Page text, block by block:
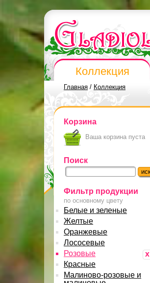
Коллекция
Главная / Коллекция
Корзина
Ваша корзина пуста
Поиск
Фильтр продукции
по основному цвету
Белые и зеленые
Желтые
Оранжевые
Лососевые
x
Розовые
Красные
Малиново-розовые и